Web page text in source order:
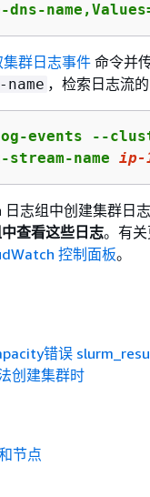
群日志事件 命令并
，检索日志流
events --
name ip-
志组中创建集群日
查看这些日志。有
控制面板。
错误
创建集群时
节点